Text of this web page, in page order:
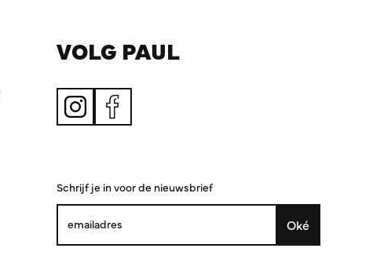
VOLG PAUL
Schrijf je in voor de nieuwsbrief
Oké